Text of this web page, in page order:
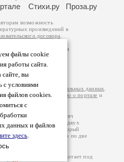
файлы cookie
работы сайта.
сайте, вы
с условиями
файлов cookies.
с
данных и файлов
здесь.
Стихи.ру Проза.ру
возможность
произведений в
договора
принадлежат авторам
произведений возможна
вы можете
Ответственность за
самостоятельно на
обработки персональных данных
подробнуюинформацию о портале и
– порядка 200 тысяч
просматривают более двух
посещаемости, который
В каждой графе указано по две
посетителей.
2000-2026. Портал работает под